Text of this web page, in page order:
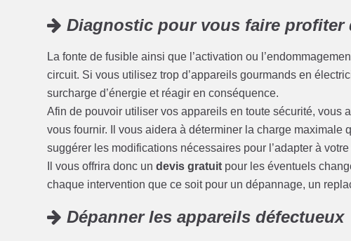
Diagnostic pour vous faire profiter
La fonte de fusible ainsi que l’activation ou
circuit. Si vous utilisez trop d’appareils gourmands en
surcharge d’énergie et réagir en conséquence.
Afin de pouvoir utiliser vos appareils en toute sécurité, vous
vous fournir. Il vous aidera à déterminer la charge
suggérer les modifications nécessaires pour l’adapter à
Il vous offrira donc undevis gratuit pour les éventuels
chaque intervention que ce soit pour un dépannage, un
Dépanner les appareils défectueux